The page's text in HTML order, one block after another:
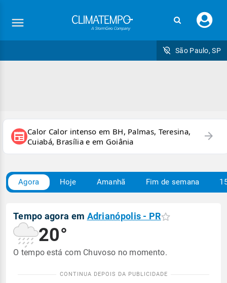
seu
São Paulo, SP
newspaper Calor Calor intenso em BH, Palmas, Teresina,
Cuiabá, Brasília e em Goiânia
arrow_forward
Agora Hoje Amanhã Fim de semana
Tempo agora em Adrianópolis - PR
20°
O tempo está com Chuvoso no momento.